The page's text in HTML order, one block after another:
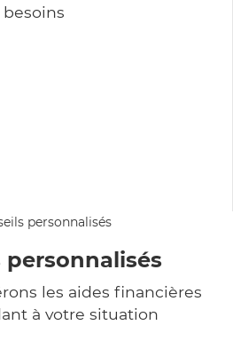
besoins
personnalisés
les aides financières
à votre situation